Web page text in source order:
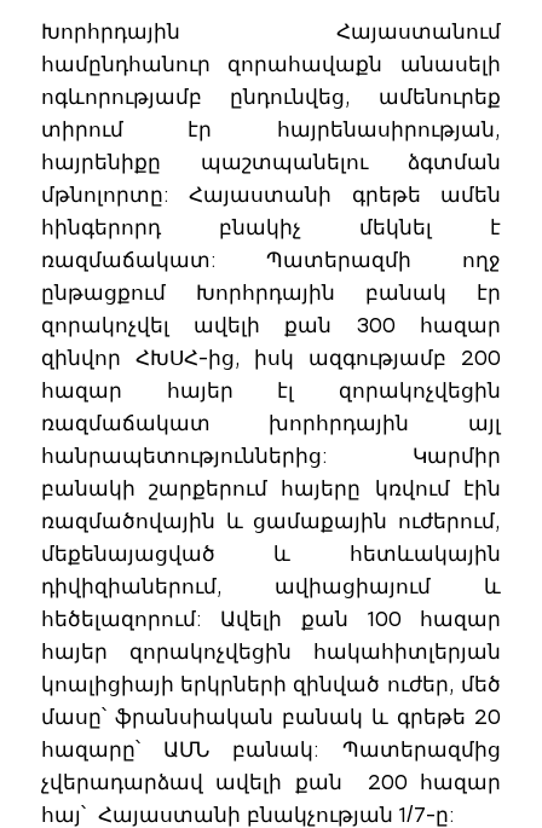
Խորհրդային Հայաստանում
համընդհանուր զորահավաքն անասելի
ոգևորությամբ ընդունվեց, ամենուրեք
տիրում էր հայրենասիրության,
հայրենիքը պաշտպանելու ձգտման
մթնոլորտը: Հայաստանի գրեթե ամեն
հինգերորդ բնակիչ մեկնել է
ռազմաճակատ: Պատերազմի ողջ
ընթացքում Խորհրդային բանակ էր
զորակոչվել ավելի քան 300 հազար
զինվոր ՀԽՍՀ-ից, իսկ ազգությամբ 200
հազար հայեր էլ զորակոչվեցին
ռազմաճակատ խորհրդային այլ
հանրապետություններից: Կարմիր
բանակի շարքերում հայերը կռվում էին
ռազմածովային և ցամաքային ուժերում,
մեքենայացված և հետևակային
դիվիզիաներում, ավիացիայում և
հեծելազորում: Ավելի քան 100 հազար
հայեր զորակոչվեցին հակահիտլերյան
կոալիցիայի երկրների զինված ուժեր, մեծ
մասը՝ ֆրանսիական բանակ և գրեթե 20
հազարը՝ ԱՄՆ բանակ: Պատերազմից
չվերադարձավ ավելի քան 200 հազար
հայ՝ Հայաստանի բնակչության 1/7-ը: